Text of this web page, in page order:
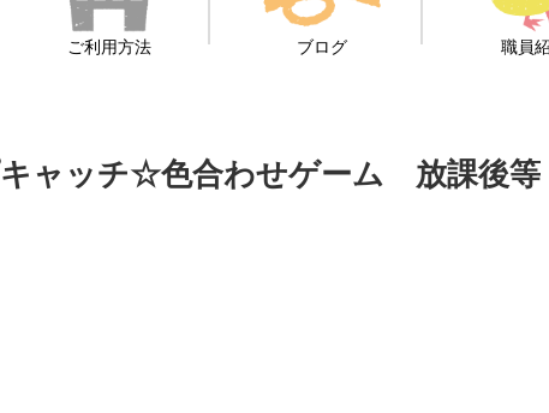
ご利用方法 ブログ 職員
ャッチ☆色合わせゲーム 放課後等